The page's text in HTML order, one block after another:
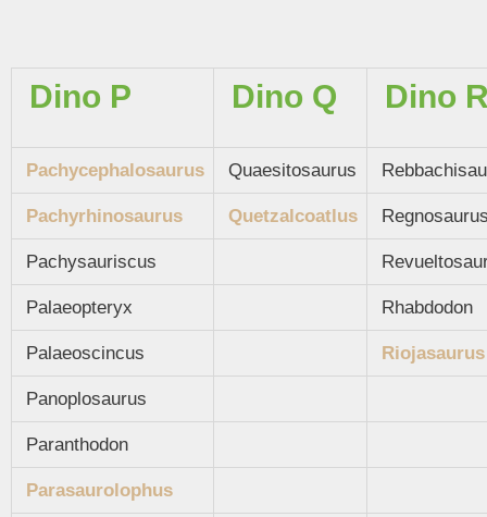
Dino P Dino Q Dino
Pachycephalosaurus Quaesitosaurus
Pachyrhinosaurus Quetzalcoatlus
Pachysauriscus
Palaeopteryx Rhabdodon
Palaeoscincus Riojasaurus
Panoplosaurus
Paranthodon
Parasaurolophus